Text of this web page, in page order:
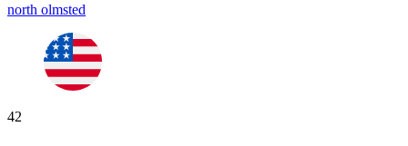
north olmsted
42